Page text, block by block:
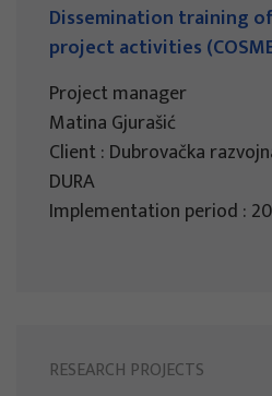
Dissemination training
project activities
Project manager
Matina Gjurašić
Client : Dubrovačka
DURA
Implementation period :
RESEARCH PROJECTS